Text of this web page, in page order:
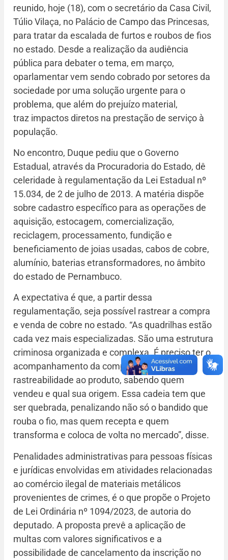
reunido, hoje (18), com o secretário da Casa Civil,
Túlio Vilaça, no Palácio de Campo das Princesas,
para tratar da escalada de furtos e roubos de fios
no estado. Desde a realização da audiência
pública para debater o tema, em março,
oparlamentar vem sendo cobrado por setores da
sociedade por uma solução urgente para o
problema, que além do prejuízo material,
traz impactos diretos na prestação de serviço à
população.
No encontro, Duque pediu que o Governo
Estadual, através da Procuradoria do Estado, dê
celeridade à regulamentação da Lei Estadual nº
15.034, de 2 de julho de 2013. A matéria dispõe
sobre cadastro específico para as operações de
aquisição, estocagem, comercialização,
reciclagem, processamento, fundição e
beneficiamento de joias usadas, cabos de cobre,
alumínio, baterias etransformadores, no âmbito
do estado de Pernambuco.
A expectativa é que, a partir dessa
regulamentação, seja possível rastrear a compra
e venda de cobre no estado. “As quadrilhas estão
cada vez mais especializadas. São uma estrutura
criminosa organizada e complexa. É preciso ter o
acompanhamento da compra inicial, dando
rastreabilidade ao produto, sabendo quem
vendeu e qual sua origem. Essa cadeia tem que
ser quebrada, penalizando não só o bandido que
rouba o fio, mas quem recepta e quem
transforma e coloca de volta no mercado”, disse.
Penalidades administrativas para pessoas físicas
e jurídicas envolvidas em atividades relacionadas
ao comércio ilegal de materiais metálicos
provenientes de crimes, é o que propõe o Projeto
de Lei Ordinária nº 1094/2023, de autoria do
deputado. A proposta prevê a aplicação de
multas com valores significativos e a
possibilidade de cancelamento da inscrição no